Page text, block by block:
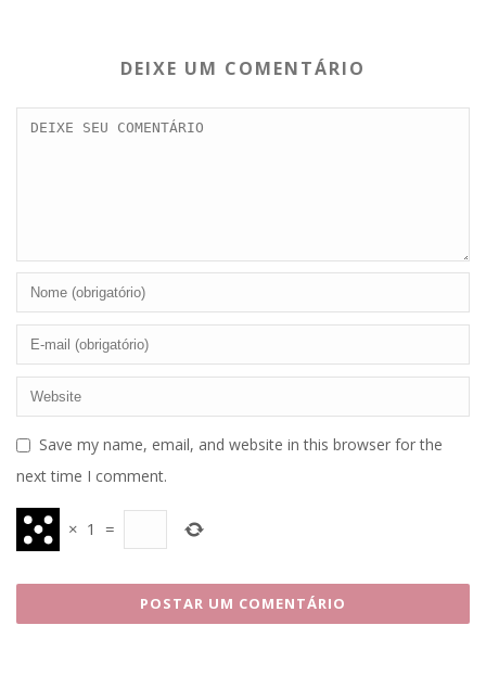
DEIXE UM COMENTÁRIO
Save my name, email, and website in this browser for the
next time I comment.
× 1 =